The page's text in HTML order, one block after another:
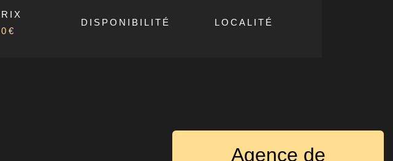
0 €
DISPONIBILITÉ LOCALITÉ
Agence de